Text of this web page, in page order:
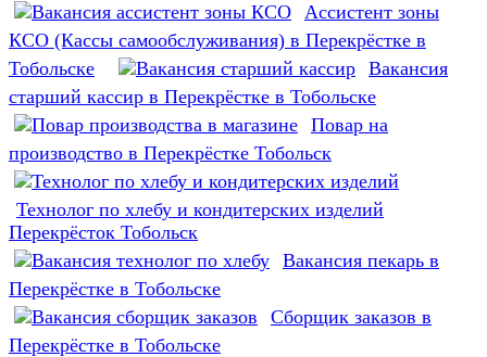
Ассистент зоны
КСО (Кассы самообслуживания) в Перекрёстке в
Тобольске
Вакансия
старший кассир в Перекрёстке в Тобольске
Повар на
производство в Перекрёстке Тобольск
Технолог по хлебу и кондитерских изделий
Перекрёсток Тобольск
Вакансия пекарь в
Перекрёстке в Тобольске
Сборщик заказов в
Перекрёстке в Тобольске